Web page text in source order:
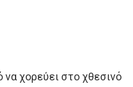
χορεύει στο χθεσινό